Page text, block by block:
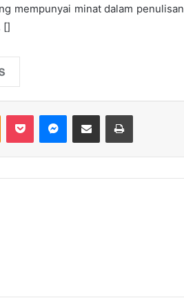
mempunyai minat dalam penulisan
[]
Odnoklassniki
Pocket Messenger
Share via Email Print
Aceh